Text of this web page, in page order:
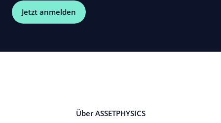
Jetzt anmelden
Über ASSETPHYSICS